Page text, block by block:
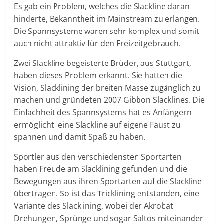
Es gab ein Problem, welches die Slackline daran
hinderte, Bekanntheit im Mainstream zu erlangen.
Die Spannsysteme waren sehr komplex und somit
auch nicht attraktiv für den Freizeitgebrauch.
Zwei Slackline begeisterte Brüder, aus Stuttgart,
haben dieses Problem erkannt. Sie hatten die
Vision, Slacklining der breiten Masse zugänglich zu
machen und gründeten 2007 Gibbon Slacklines. Die
Einfachheit des Spannsystems hat es Anfängern
ermöglicht, eine Slackline auf eigene Faust zu
spannen und damit Spaß zu haben.
Sportler aus den verschiedensten Sportarten
haben Freude am Slacklining gefunden und die
Bewegungen aus ihren Sportarten auf die Slackline
übertragen. So ist das Tricklining entstanden, eine
Variante des Slacklining, wobei der Akrobat
Drehungen, Sprünge und sogar Saltos miteinander